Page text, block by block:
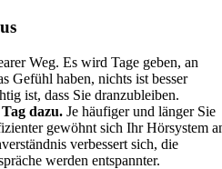
Weg. Es wird Tage geben, an
Gefühl haben, nichts ist besser
ist, dass Sie dranzubleiben.
dazu. Je häufiger und länger Sie
gewöhnt sich Ihr Hörsystem
verbessert sich, die
werden entspannter.